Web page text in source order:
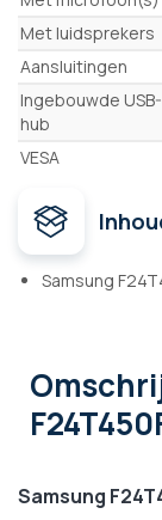
Met luidsprekers
Aansluitingen
Ingebouwde
hub
VESA
Samsung
Samsung